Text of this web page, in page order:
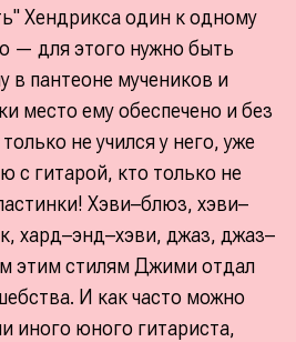
Хендрикса один к одному
— для этого нужно быть
в пантеоне мучеников и
место ему обеспечено и без
не учился у него, уже
с гитарой, кто только не
Хэви–блюз, хэви–
хард–энд–хэви, джаз, джаз–
этим стилям Джими отдал
И как часто можно
иного юного гитариста,